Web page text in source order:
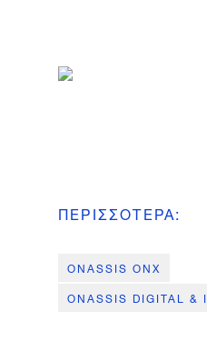
ΠΕΡΙΣΣΟΤΕΡΑ:
ONASSIS ONX
ONASSIS DIGITAL &